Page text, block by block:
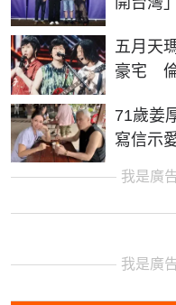
五月天
豪宅 倫
71歲姜
寫信示
我是廣
我是廣